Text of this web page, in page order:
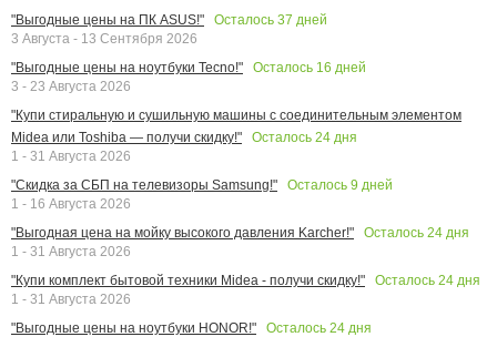
"Выгодные цены на ПК ASUS!"
Осталось 37 дней
3 Августа - 13 Сентября 2026
"Выгодные цены на ноутбуки Tecno!"
Осталось 16 дней
3 - 23 Августа 2026
"Купи стиральную и сушильную машины с соединительным элементом
Midea или Toshiba — получи скидку!"
Осталось 24 дня
1 - 31 Августа 2026
"Скидка за СБП на телевизоры Samsung!"
Осталось 9 дней
1 - 16 Августа 2026
"Выгодная цена на мойку высокого давления Karcher!"
Осталось 24 дня
1 - 31 Августа 2026
"Купи комплект бытовой техники Midea - получи скидку!"
Осталось 24 дня
1 - 31 Августа 2026
"Выгодные цены на ноутбуки HONOR!"
Осталось 24 дня